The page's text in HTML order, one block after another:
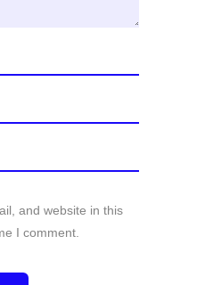
and website in this
I comment.